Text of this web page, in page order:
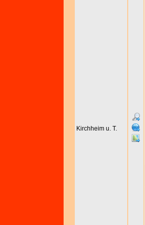
Kirchheim u. T.